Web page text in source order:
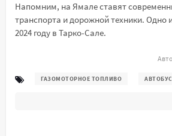
Напомним, на Ямале ставят
транспорта и дорожной техники. Одно
2024 году в Тарко-Сале.
ГАЗОМОТОРНОЕ ТОПЛИВО